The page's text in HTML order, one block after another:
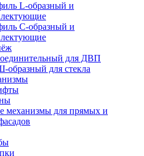
L-образный и
C-образный и
для ДВП
для стекла
механизмы для прямых и